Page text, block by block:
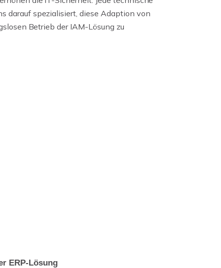
darauf spezialisiert, diese Adaption von
Betrieb der IAM-Lösung zu
ERP-Lösung